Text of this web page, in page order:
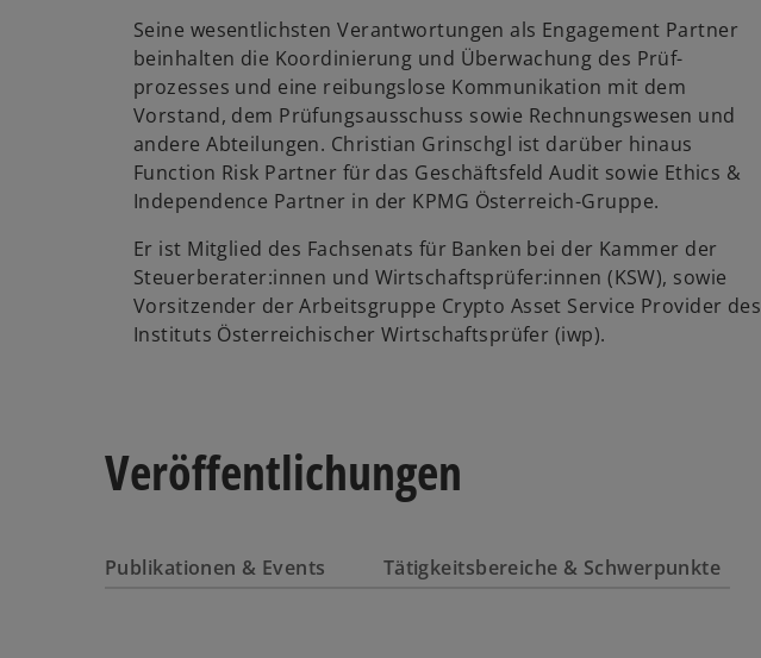
R
e
g
i
s
t
e
k
a
r
e
Seine wesentlichsten Verant­wortungen als Engage­ment Partner
beinhalten die Koordinierung und Überwachung des Prüf­
prozesses und eine reibungs­lose Kommuni­kation mit dem
Vorstand, dem Prüfungs­ausschuss sowie Rechnungs­wesen und
andere Abteilungen. Christian Grinschgl ist darüber hinaus
Function Risk Partner für das Geschäfts­feld Audit sowie Ethics &
Indepen­dence Partner in der KPMG Österreich-Gruppe.
Er ist Mitglied des Fach­senats für Banken bei der Kammer der
Steuer­berater:innen und Wirtschafts­prüfer:innen (KSW), sowie
Vorsitzender der Arbeits­gruppe Crypto Asset Service Provider des
Instituts Öster­reichischer Wirtschafts­prüfer (iwp).
Veröffentlichungen
Publikationen & Events Tätigkeitsbereiche & Schwerpunkte